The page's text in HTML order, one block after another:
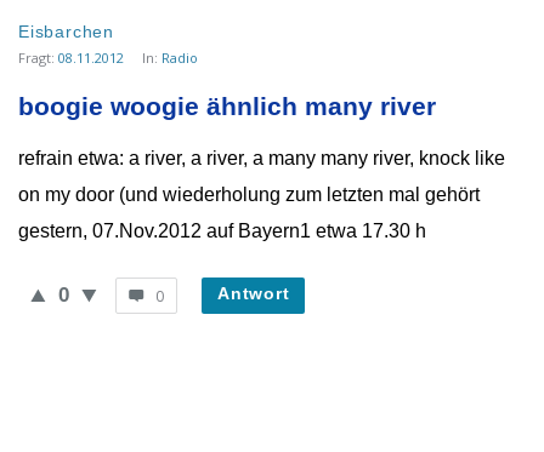
Suchergebnisse
Eisbarchen
Fragt: 08.11.2012 In: Radio
boogie woogie ähnlich many river
refrain etwa: a river, a river, a many many river, knock like
on my door (und wiederholung zum letzten mal gehört
gestern, 07.Nov.2012 auf Bayern1 etwa 17.30 h
0 0 Antwort